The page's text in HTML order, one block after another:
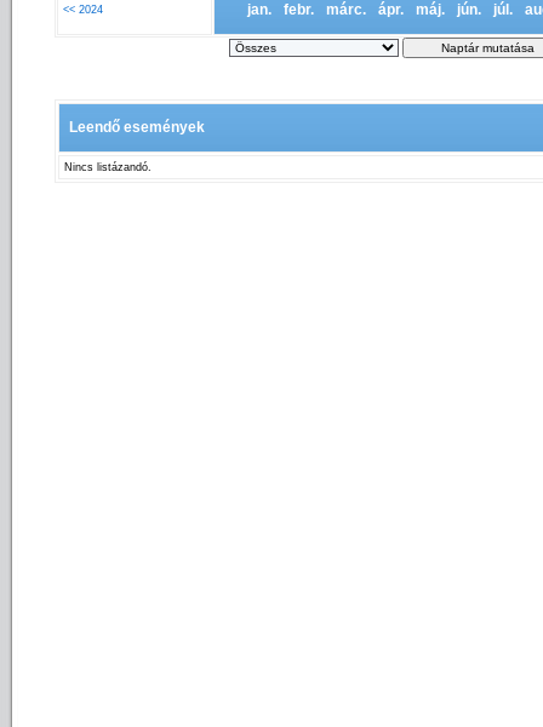
<< 2024 jan. febr. márc. ápr. máj. jún. júl.
Leendő események
Nincs listázandó.